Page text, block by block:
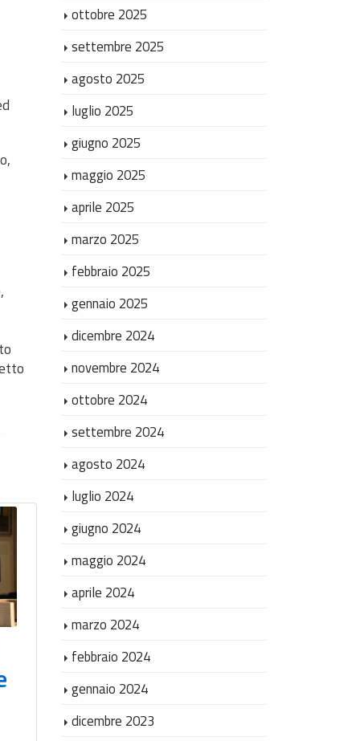
La giustizia è più
vicina: inaugurato
a Collemarino
l’Ufficio di
prossimità
ottobre 2025
settembre 2025
agosto 2025
luglio 2025
giugno 2025
maggio 2025
aprile 2025
marzo 2025
febbraio 2025
gennaio 2025
dicembre 2024
novembre 2024
ottobre 2024
settembre 2024
agosto 2024
luglio 2024
giugno 2024
maggio 2024
aprile 2024
marzo 2024
febbraio 2024
gennaio 2024
dicembre 2023